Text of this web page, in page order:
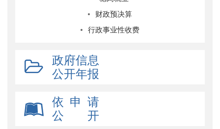
财政预决算
行政事业性收费
政府信息
公开年报
依 申 请
公 开